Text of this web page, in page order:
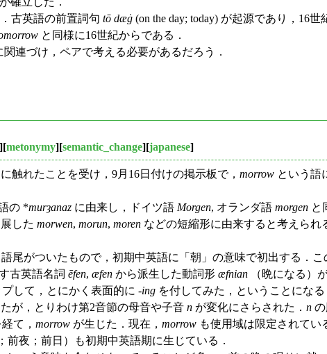
古英語の前置詞句 tō dæġ (on the day; today) が起源であり，16
と同様に16世紀からである．
連づけ，ペアで考える必要があるだろう．
][metonymy][semantic_change][japanese]
触れたことを受け，9月16日付けの掲示板で， morrow という語
の *murȝanaz に由来し，ドイツ語 Morgen, オランダ語 morgen と
した morwen, morun, moren などの短縮形に由来すると考えられ
語尾がついたもので，初期中英語に「朝」の意味で初出する．こ
古英語名詞 ēfen, æfen から派生した動詞形 æfnian （晩になる）
して，とにかく表面的に -ing を付してみた，ということになる
が，とりわけ第2音節の母音や子音 n が変化にさらされた． n
て， morrow が生じた．現在， morrow も使用域は限定されて
前夜；前日）も初期中英語期に生じている．